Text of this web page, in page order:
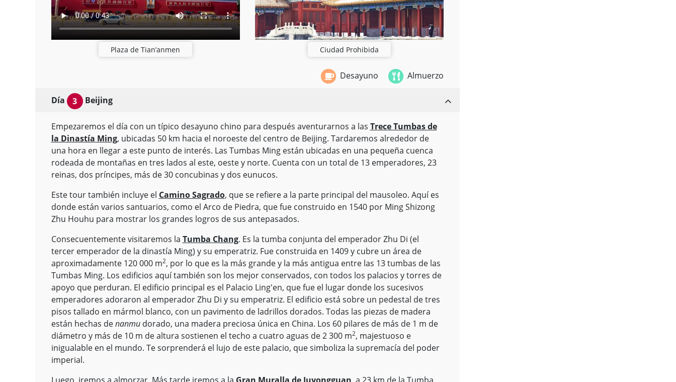
Plaza de Tian’anmen Ciudad Prohibida
Desayuno Almuerzo
Día 3 Beijing
Empezaremos el día con un típico desayuno chino para después aventurarnos a las Trece Tumbas de
la Dinastía Ming, ubicadas 50 km hacia el noroeste del centro de Beijing. Tardaremos alrededor de
una hora en llegar a este punto de interés. Las Tumbas Ming están ubicadas en una pequeña cuenca
rodeada de montañas en tres lados al este, oeste y norte. Cuenta con un total de 13 emperadores, 23
reinas, dos príncipes, más de 30 concubinas y dos eunucos.
Este tour también incluye el Camino Sagrado, que se refiere a la parte principal del mausoleo. Aquí es
donde están varios santuarios, como el Arco de Piedra, que fue construido en 1540 por Ming Shizong
Zhu Houhu para mostrar los grandes logros de sus antepasados.
Consecuentemente visitaremos la Tumba Chang. Es la tumba conjunta del emperador Zhu Di (el
tercer emperador de la dinastía Ming) y su emperatriz. Fue construida en 1409 y cubre un área de
aproximadamente 120 000 m2, por lo que es la más grande y la más antigua entre las 13 tumbas de las
Tumbas Ming. Los edificios aquí también son los mejor conservados, con todos los palacios y torres de
apoyo que perduran. El edificio principal es el Palacio Ling'en, que fue el lugar donde los sucesivos
emperadores adoraron al emperador Zhu Di y su emperatriz. El edificio está sobre un pedestal de tres
pisos tallado en mármol blanco, con un pavimento de ladrillos dorados. Todas las piezas de madera
están hechas denanmudorado, una madera preciosa única en China. Los 60 pilares de más de 1 m de
diámetro y más de 10 m de altura sostienen el techo a cuatro aguas de 2 300 m2, majestuoso e
inigualable en el mundo. Te sorprenderá el lujo de este palacio, que simboliza la supremacía del poder
imperial.